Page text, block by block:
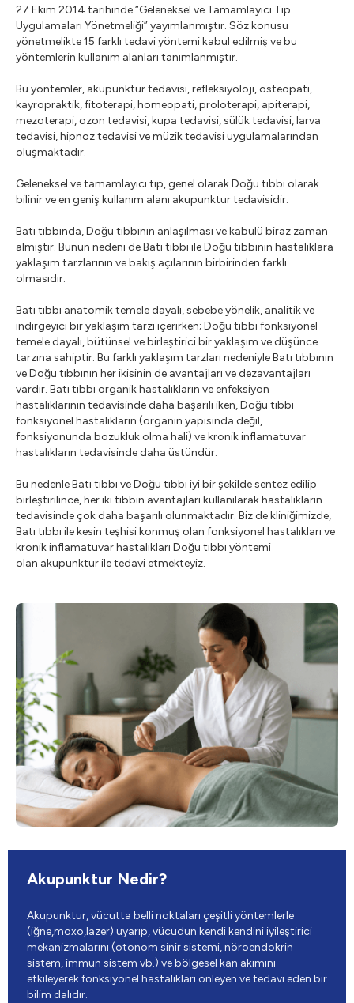
27 Ekim 2014 tarihinde “Geleneksel ve Tamamlayıcı Tıp
Uygulamaları Yönetmeliği” yayımlanmıştır. Söz konusu
yönetmelikte 15 farklı tedavi yöntemi kabul edilmiş ve bu
yöntemlerin kullanım alanları tanımlanmıştır.
Bu yöntemler, akupunktur tedavisi, refleksiyoloji, osteopati,
kayropraktik, fitoterapi, homeopati, proloterapi, apiterapi,
mezoterapi, ozon tedavisi, kupa tedavisi, sülük tedavisi, larva
tedavisi, hipnoz tedavisi ve müzik tedavisi uygulamalarından
oluşmaktadır.
Geleneksel ve tamamlayıcı tıp, genel olarak Doğu tıbbı olarak
bilinir ve en geniş kullanım alanı akupunktur tedavisidir.
Batı tıbbında, Doğu tıbbının anlaşılması ve kabulü biraz zaman
almıştır. Bunun nedeni de Batı tıbbı ile Doğu tıbbının hastalıklara
yaklaşım tarzlarının ve bakış açılarının birbirinden farklı
olmasıdır.
Batı tıbbı anatomik temele dayalı, sebebe yönelik, analitik ve
indirgeyici bir yaklaşım tarzı içerirken; Doğu tıbbı fonksiyonel
temele dayalı, bütünsel ve birleştirici bir yaklaşım ve düşünce
tarzına sahiptir. Bu farklı yaklaşım tarzları nedeniyle Batı tıbbının
ve Doğu tıbbının her ikisinin de avantajları ve dezavantajları
vardır. Batı tıbbı organik hastalıkların ve enfeksiyon
hastalıklarının tedavisinde daha başarılı iken, Doğu tıbbı
fonksiyonel hastalıkların (organın yapısında değil,
fonksiyonunda bozukluk olma hali) ve kronik inflamatuvar
hastalıkların tedavisinde daha üstündür.
Bu nedenle Batı tıbbı ve Doğu tıbbı iyi bir şekilde sentez edilip
birleştirilince, her iki tıbbın avantajları kullanılarak hastalıkların
tedavisinde çok daha başarılı olunmaktadır. Biz de kliniğimizde,
Batı tıbbı ile kesin teşhisi konmuş olan fonksiyonel hastalıkları ve
kronik inflamatuvar hastalıkları Doğu tıbbı yöntemi
olan akupunktur ile tedavi etmekteyiz.
Akupunktur Nedir?
Akupunktur, vücutta belli noktaları çeşitli yöntemlerle
(iğne,moxo,lazer) uyarıp, vücudun kendi kendini iyileştirici
mekanizmalarını (otonom sinir sistemi, nöroendokrin
sistem, immun sistem vb.) ve bölgesel kan akımını
etkileyerek fonksiyonel hastalıkları önleyen ve tedavi eden bir
bilim dalıdır.